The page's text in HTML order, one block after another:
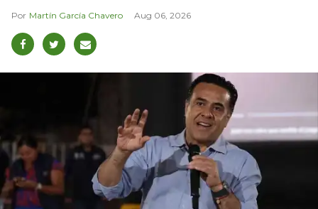
Martín García Chavero Aug 06, 2026